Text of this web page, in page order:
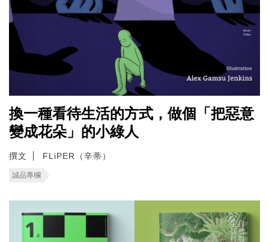
換一種看待生活的方式，做個「把惡意
變成花朵」的小綠人
撰文 FLiPER（辛蒂）
誠品專欄